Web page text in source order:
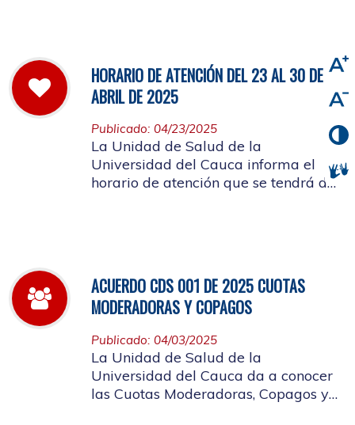
HORARIO DE ATENCIÓN DEL 23 AL 30 DE
ABRIL DE 2025
Publicado: 04/23/2025
La Unidad de Salud de la
Universidad del Cauca informa el
horario de atención que se tendrá del
ACUERDO CDS 001 DE 2025 CUOTAS
MODERADORAS Y COPAGOS
Publicado: 04/03/2025
La Unidad de Salud de la
Universidad del Cauca da a conocer
las Cuotas Moderadoras, Copagos y